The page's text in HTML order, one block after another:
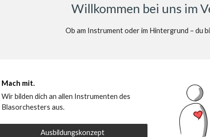
Willkommen bei uns im
Ob am Instrument oder im Hintergrund – du
Mach mit.
Wir bilden dich an allen Instrumenten des
Blasorchesters aus.
Ausbildungskonzept